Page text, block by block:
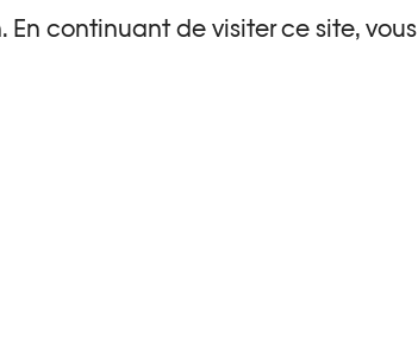
continuant de visiter ce site, vous